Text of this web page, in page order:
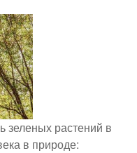
зеленых растений в
в природе: